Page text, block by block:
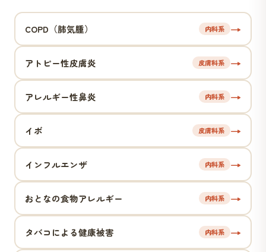
COPD（肺気腫） 内科系 →
アトピー性皮膚炎 皮膚科系 →
アレルギー性鼻炎 内科系 →
イボ 皮膚科系 →
インフルエンザ 内科系 →
おとなの食物アレルギー 内科系 →
タバコによる健康被害 内科系 →